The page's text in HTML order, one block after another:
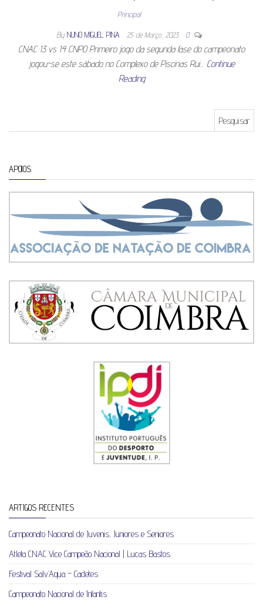
Principal
By NUNO MIGUEL PINA 25 de Março, 2023 0
CNAC 13 vs 14 CNPO Primeiro jogo da segunda fase do campeonato
jogou-se este sábado no Complexo de Piscinas Rui… Continue
Reading
APOIOS
ARTIGOS RECENTES
Campeonato Nacional de Juvenis, Juniores e Seniores
Atleta CNAC Vice Campeão Nacional | Lucas Bastos
Festival Salv’Aqua – Cadetes
Campeonato Nacional de Infantis